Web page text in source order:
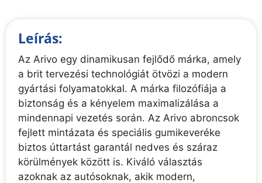
Leírás:
Az Arivo egy dinamikusan fejlődő márka, amely
a brit tervezési technológiát ötvözi a modern
gyártási folyamatokkal. A márka filozófiája a
biztonság és a kényelem maximalizálása a
mindennapi vezetés során. Az Arivo abroncsok
fejlett mintázata és speciális gumikeveréke
biztos úttartást garantál nedves és száraz
körülmények között is. Kiváló választás
azoknak az autósoknak, akik modern,